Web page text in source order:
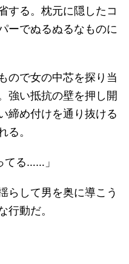
する。枕元に隠したコ
ーでぬるぬるなものに
ので女の中芯を探り当
強い抵抗の壁を押し開
締め付けを通り抜ける
る。
てる……」
らして男を奥に導こう
行動だ。